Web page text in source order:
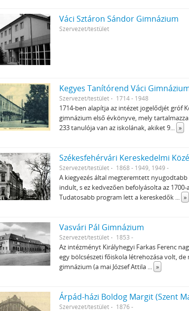
Váci Sztáron Sándor Gimnázium
Szervezet/testület
Kegyes Tanítórend Váci
Szervezet/testület 1714 - 1948
1714-ben alapítja az intézet jogelődjét gróf
gimnázium első évkönyve, mely
233 tanulója van az iskolának, akiket 9... »
Szervezet/testület 1868 - 1949, 1949 -
A kiegyezés által megteremtett
indult, s ez kedvezően befolyásolta az
Tudatosabb program lett a kereskedők ... »
Vasvári Pál Gimnázium
Szervezet/testület 1853 -
Az intézményt Királyhegyi Farkas Ferenc
egy bölcsészeti főiskola létrehozása volt,
gimnázium (a mai József Attila ... »
Árpád-házi Boldog Margit (Szent
Szervezet/testület 1876 -